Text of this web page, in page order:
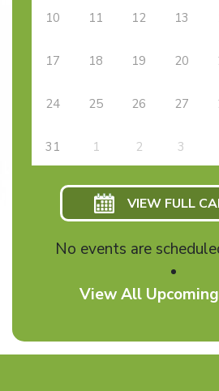
10 11 12 13
17 18 19 20
24 25 26 27
31 1 2 3
VIEW FULL
No events are
View All